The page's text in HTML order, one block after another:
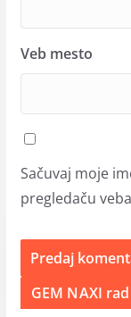
Veb mesto
Sačuvaj moje
pregledaču
GEM NAXI